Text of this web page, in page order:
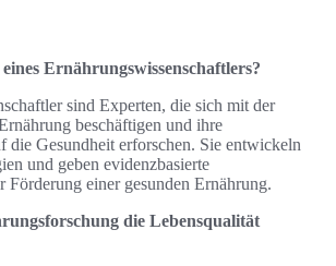
Ernährungswissenschaftlers?
sind Experten, die sich mit der
beschäftigen und ihre
die Gesundheit erforschen. Sie entwickeln
und geben evidenzbasierte
Förderung einer gesunden Ernährung.
die Lebensqualität